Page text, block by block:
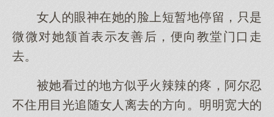
女人的眼神在她的脸上短暂地停留，只是
微微对她颔首表示友善后，便向教堂门口走
去。
被她看过的地方似乎火辣辣的疼，阿尔忍
不住用目光追随女人离去的方向。明明宽大的